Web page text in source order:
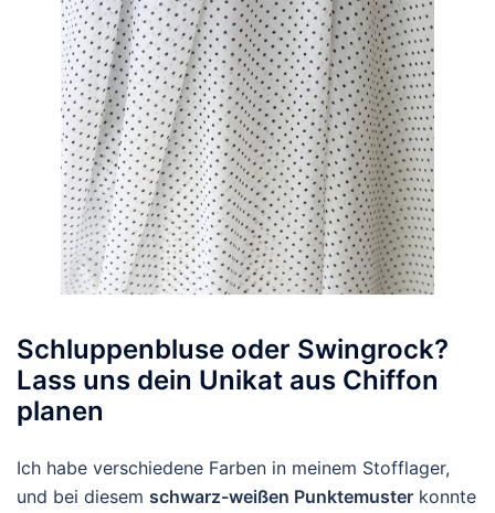
Schluppenbluse oder Swingrock?
Lass uns dein Unikat aus Chiffon
planen
Ich habe verschiedene Farben in meinem Stofflager,
und bei diesem schwarz-weißen Punktemuster konnte